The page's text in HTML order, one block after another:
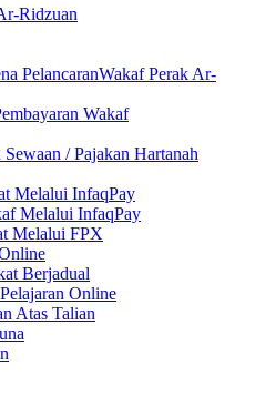
Ridzuan
PelancaranWakaf Perak Ar-
Wakaf
/ Pajakan Hartanah
Melalui InfaqPay
Melalui InfaqPay
Melalui FPX
Berjadual
Online
Atas Talian